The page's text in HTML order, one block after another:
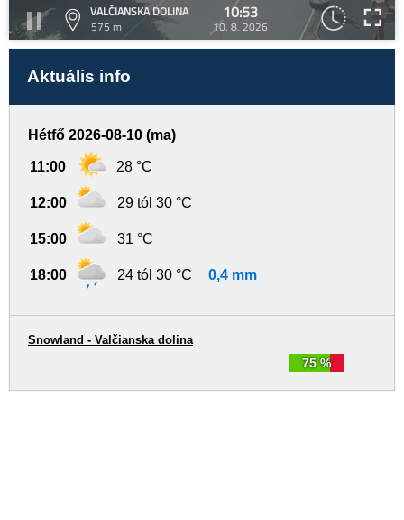
VALČIANSKA DOLINA
575 m
10:53
10. 8. 2026
Aktuális info
Hétfő 2026-08-10 (ma)
11:00 28 °C
12:00 29 tól 30 °C
15:00 31 °C
18:00 24 tól 30 °C 0,4 mm
75 %
Snowland - Valčianska dolina